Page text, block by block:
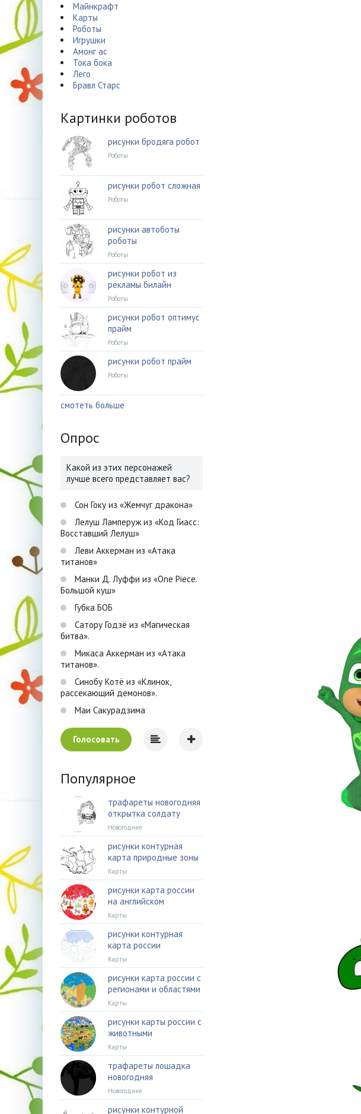
Майнкрафт
Карты
Роботы
Игрушки
Амонг ас
Тока бока
Лего
Бравл Старс
Картинки роботов
рисунки бродяга робот
Роботы
рисунки робот сложная
Роботы
рисунки автоботы
роботы
Роботы
рисунки робот из
рекламы билайн
Роботы
рисунки робот оптимус
прайм
Роботы
рисунки робот прайм
Роботы
смотеть больше
Опрос
Какой из этих персонажей
лучше всего представляет вас?
Сон Гоку из «Жемчуг дракона»
Лелуш Ламперуж из «Код Гиасс:
Восставший Лелуш»
Леви Аккерман из «Атака
титанов»
Манки Д. Луффи из «One Piece.
Большой куш»
Губка БОБ
Сатору Годзё из «Магическая
битва».
Микаса Аккерман из «Атака
титанов».
Синобу Котё из «Клинок,
рассекающий демонов».
Маи Сакурадзима
Голосовать
Популярное
трафареты новогодняя
открытка солдату
Новогодние
рисунки контурная
карта природные зоны
Карты
рисунки карта россии
на английском
Карты
рисунки контурная
карта россии
Карты
рисунки карта россии с
регионами и областями
Карты
рисунки карты россии с
животными
Карты
трафареты лошадка
новогодняя
Новогодние
рисунки контурной